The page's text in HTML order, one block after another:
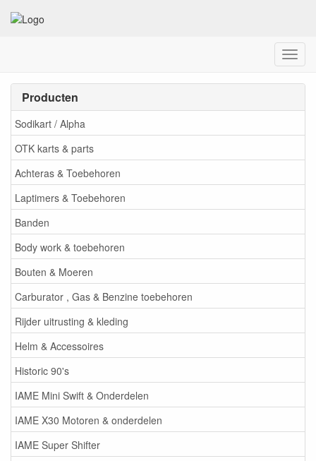
Menu
Producten
Sodikart / Alpha
OTK karts & parts
Achteras & Toebehoren
Laptimers & Toebehoren
Banden
Body work & toebehoren
Bouten & Moeren
Carburator , Gas & Benzine toebehoren
Rijder uitrusting & kleding
Helm & Accessoires
Historic 90's
IAME Mini Swift & Onderdelen
IAME X30 Motoren & onderdelen
IAME Super Shifter